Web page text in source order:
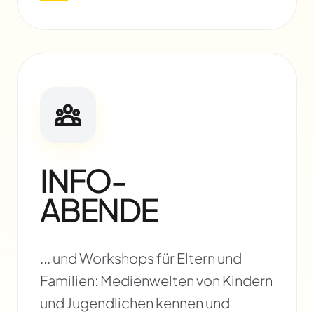
INFO-
ABENDE
... und Workshops für Eltern und
Familien: Medienwelten von Kindern
und Jugendlichen kennen und